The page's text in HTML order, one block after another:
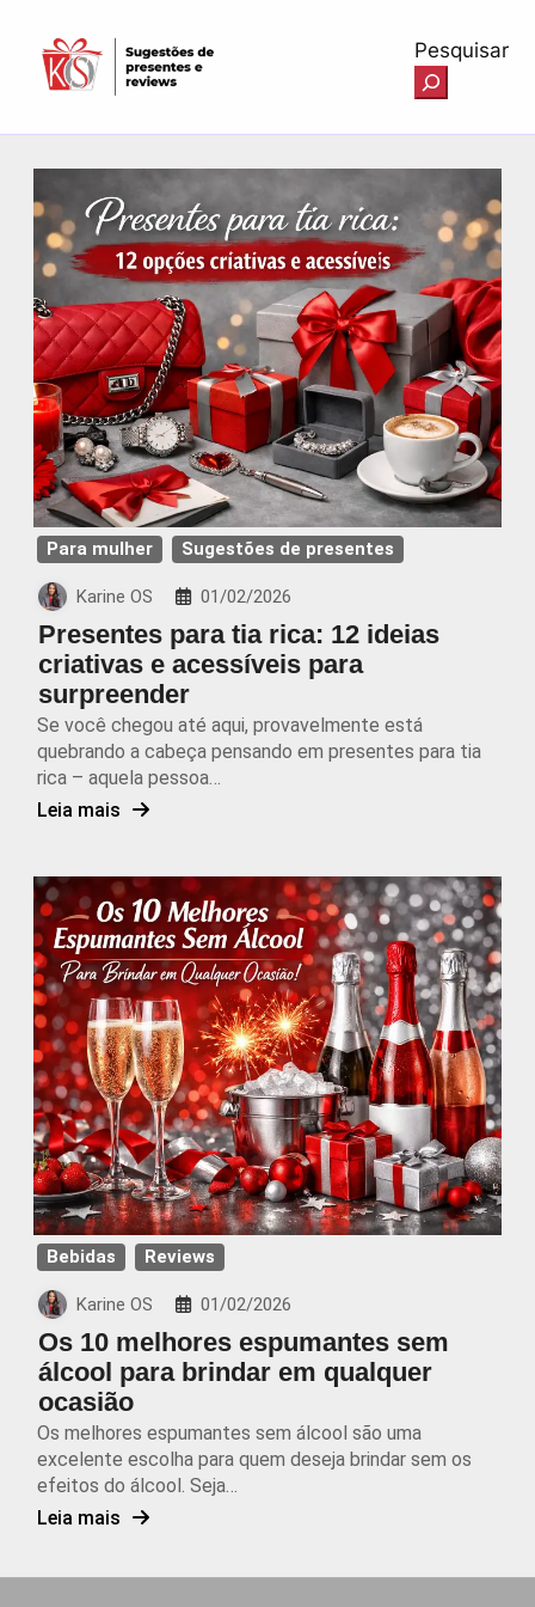
Pesquisar
Para mulher Sugestões de presentes
Karine OS 01/02/2026
Presentes para tia rica: 12 ideias
criativas e acessíveis para
surpreender
Se você chegou até aqui, provavelmente está
quebrando a cabeça pensando em presentes para tia
rica – aquela pessoa…
Leia mais
Bebidas Reviews
Karine OS 01/02/2026
Os 10 melhores espumantes sem
álcool para brindar em qualquer
ocasião
Os melhores espumantes sem álcool são uma
excelente escolha para quem deseja brindar sem os
efeitos do álcool. Seja…
Leia mais